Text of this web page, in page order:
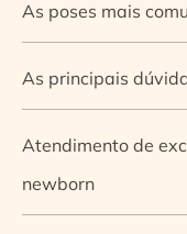
As poses mais
As principais
Atendimento de
newborn